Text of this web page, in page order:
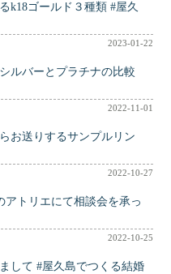
k18ゴールド３種類 #屋久
2023-01-22
ルバーとプラチナの比較
2022-11-01
お送りするサンプルリン
2022-10-27
アトリエにて相談会を承っ
2022-10-25
して #屋久島でつくる結婚